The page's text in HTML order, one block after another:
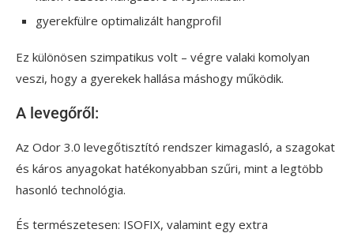
gyerekfülre optimalizált hangprofil
Ez különösen szimpatikus volt – végre valaki komolyan
veszi, hogy a gyerekek hallása máshogy működik.
A levegőről:
Az Odor 3.0 levegőtisztító rendszer kimagasló, a szagokat
és káros anyagokat hatékonyabban szűri, mint a legtöbb
hasonló technológia.
És természetesen: ISOFIX, valamint egy extra